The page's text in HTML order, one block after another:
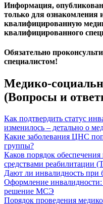
Информация,
только для ознакомления
квалифицированную
квалифицированного
Обязательно
специалистом!
Медико-
(Вопросы и
Как подтвердить статус
изменилось – детально о
Какие заболевания ЦНС
группы?
Каков порядок
средствами реабилитации
Дают ли инвалидность при
Оформление инвалидности:
решение МСЭ
Порядок проведения